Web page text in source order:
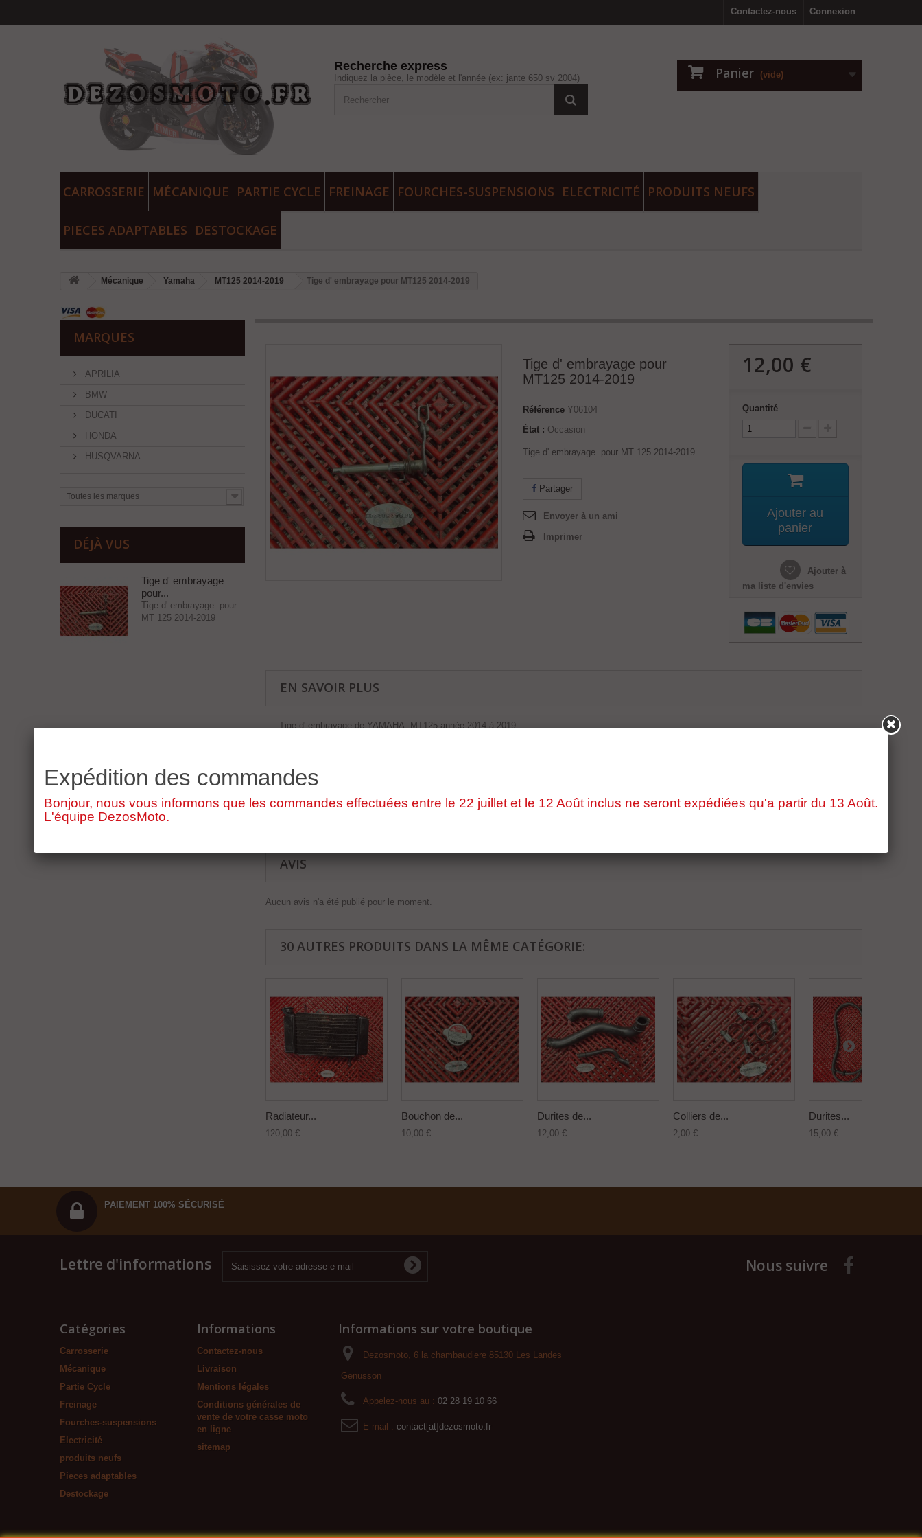
Connexion
Contactez-nous
Recherche express
Indiquez la pièce, le modèle et l'année (ex: jante 650 sv 2004) Panier (vide)
CARROSSERIE MÉCANIQUE PARTIE CYCLE FREINAGE FOURCHES-SUSPENSIONS ELECTRICITÉ PRODUITS NEUFS
PIECES ADAPTABLES DESTOCKAGE
Mécanique Yamaha MT125 2014-2019 Tige d' embrayage pour MT125 2014-2019
MARQUES
APRILIA
BMW
DUCATI
HONDA
HUSQVARNA
Toutes les marques
DÉJÀ VUS
Tige d' embrayage
pour...
Tige d' embrayage pour
MT 125 2014-2019
Tige d' embrayage pour
MT125 2014-2019
Référence Y06104
État : Occasion
Tige d' embrayage pour MT 125 2014-2019
Partager
Envoyer à un ami
Imprimer
12,00 €
Quantité
Ajouter au
panier
Ajouter à
ma liste d'envies
EN SAVOIR PLUS
Tige d' embrayage de YAMAHA MT125 année 2014 à 2019
piece d'origine contrôlée par votre spécialiste de la pièces détachée moto d'occasion
AVIS
Aucun avis n'a été publié pour le moment.
30 AUTRES PRODUITS DANS LA MÊME CATÉGORIE:
Radiateur...
120,00 €
Bouchon de...
10,00 €
Durites de...
12,00 €
Colliers de...
2,00 €
Durites...
15,00 €
PAIEMENT 100% SÉCURISÉ
Lettre d'informations Nous suivre
Catégories
Carrosserie
Mécanique
Partie Cycle
Freinage
Fourches-suspensions
Electricité
produits neufs
Pieces adaptables
Destockage
Informations
Contactez-nous
Livraison
Mentions légales
Conditions générales de
vente de votre casse moto
en ligne
sitemap
Informations sur votre boutique
Dezosmoto, 6 la chambaudiere 85130 Les Landes
Genusson
Appelez-nous au : 02 28 19 10 66
E-mail : contact[at]dezosmoto.fr
Expédition des commandes
Bonjour, nous vous informons que les commandes effectuées entre le 22 juillet et le 12 Août inclus ne seront expédiées qu'a partir du 13 Août.
L'équipe DezosMoto.